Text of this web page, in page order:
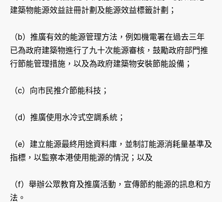
建築物能源效益註冊計劃及能源效益標籤計劃；
（b）推廣有效的能源管理方法，例如機電署在過去三年
已為政府建築物進行了九十次能源審核，鼓勵政府部門推
行節能管理措施，以及為政府建築物安裝節能設備；
（c）向市民推介節能科技；
（d）推廣使用水冷式空調系統；
（e）建立能源最終用途資料庫，並制訂能源消耗量基準及
指標，以監察本港使用能源的情況；以及
（f）舉辦公眾教育及推廣活動，宣傳節約能源的訊息和方
法。